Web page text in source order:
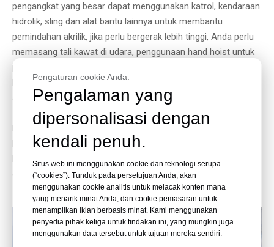
pengangkat yang besar dapat menggunakan katrol, kendaraan
hidrolik, sling dan alat bantu lainnya untuk membantu
pemindahan akrilik, jika perlu bergerak lebih tinggi, Anda perlu
memasang tali kawat di udara, penggunaan hand hoist untuk
kami membuat troli besi sendiri untuk membantu pemindahan
akrilik.
Ketika lembaran akrilik mencapai posisi pemasangan, jika
berupa jendela besar, kita perlu menambahkan titik angkat di
bagian atas, menggunakan tali, dan mengangkat akrilik ke
dalam slot pemasangan dengan hand hoist.
Pengaturan cookie Anda.
Pengalaman yang
dipersonalisasi dengan
kendali penuh.
Situs web ini menggunakan cookie dan teknologi serupa
(“cookies”). Tunduk pada persetujuan Anda, akan
menggunakan cookie analitis untuk melacak konten mana
yang menarik minat Anda, dan cookie pemasaran untuk
menampilkan iklan berbasis minat. Kami menggunakan
penyedia pihak ketiga untuk tindakan ini, yang mungkin juga
menggunakan data tersebut untuk tujuan mereka sendiri.